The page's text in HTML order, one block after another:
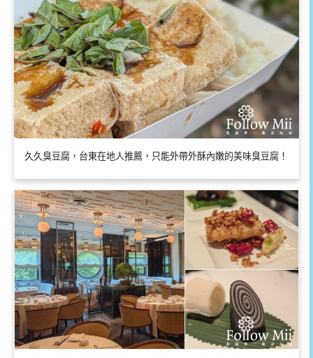
久久臭豆腐，台東在地人推薦，只能外帶外酥內嫩的美味臭豆腐！